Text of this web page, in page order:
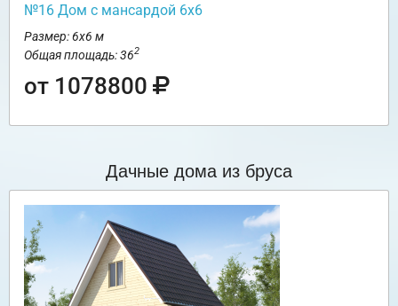
№16 Дом с мансардой 6х6
Размер: 6х6 м
Общая площадь: 362
от 1078800
Дачные дома из бруса